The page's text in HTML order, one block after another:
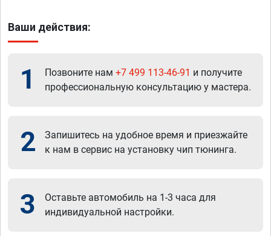
Ваши действия:
1 Позвоните нам +7 499 113-46-91 и получите
профессиональную консультацию у мастера.
2
Запишитесь на удобное время и приезжайте
к нам в сервис на установку чип тюнинга.
3
Оставьте автомобиль на 1-3 часа для
индивидуальной настройки.